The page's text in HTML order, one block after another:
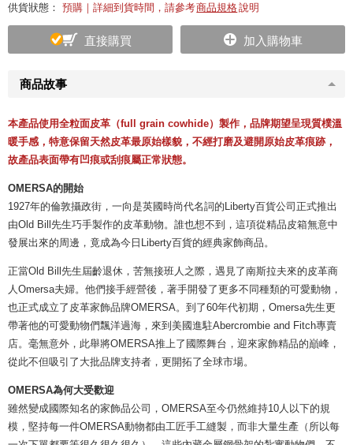
商品故事
本產品使用全粒面皮革（full grain cowhide） 製作，品牌期望呈現質樸溫
暖手感，特意保留天然皮革最原始樣貌，不經打磨及避開原始皮革痕跡，
故產品表面帶有凹痕或刮痕屬正常狀態。
OMERSA的開始
1927年的倫敦攝政街，一向是英國時尚代名詞的Liberty百貨公司正式推出
由Old Bill先生巧手製作的皮革動物。誰也想不到，這項從精品皮箱無意中
發展出來的周邊，竟成為今日Liberty百貨的經典家飾商品。
正當Old Bill先生屆齡退休，苦無接班人之際，遇見了南斯拉夫來的皮革商
人Omersa夫婦。他們接手經營後，著手開發了更多不同種類的可愛動物，
也正式成立了皮革家飾品牌OMERSA。到了60年代初期，Omersa先生更
帶著他的可愛動物們飄洋過海，來到美國進駐Abercrombie and Fitch專賣
店。毫無意外，此舉將OMERSA推上了國際舞台，迎來家飾精品的巔峰，
從此不但吸引了大批品牌支持者，更開拓了全球市場。
OMERSA為何大受歡迎
雖然變成國際知名的家飾品公司，OMERSA至今仍然維持10人以下的規
模，堅持每一件OMERSA動物都由工匠手工縫製，而非大量生產（所以每
供貨狀態： 預購｜詳細到貨時間，請參考商品規格說明
直接購買 加入購物車